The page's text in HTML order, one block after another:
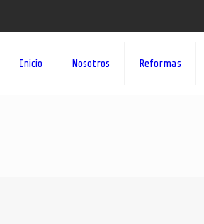
Inicio Nosotros Reformas